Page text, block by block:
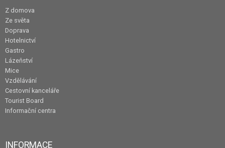
Z domova
Ze světa
Doprava
Hotelnictví
Gastro
Lázeňství
Mice
Vzdělávání
Cestovní kanceláře
Tourist Board
Informační centra
INFORMACE